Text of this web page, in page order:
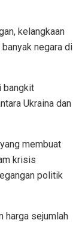
kelangkaan
negara di
bangkit
Ukraina dan
membuat
krisis
politik
harga sejumlah